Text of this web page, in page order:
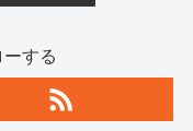
する